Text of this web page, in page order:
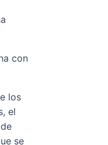
con
los
el
se